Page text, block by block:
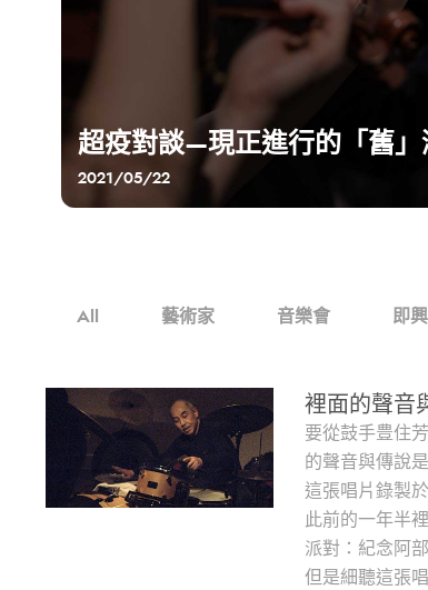
超疫對談—現正進行的「舊」
2021/05/22
All 藝術家 音樂會 即興
裡面的聲音
要從鼓手豊住
的聲音與傳說
這張唱片錄製
此前的一年半
派對：紀念阿
但是細聽這張